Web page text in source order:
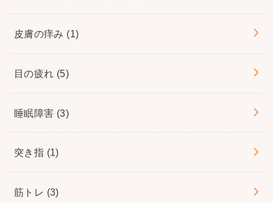
皮膚の痒み (1)
目の疲れ (5)
睡眠障害 (3)
突き指 (1)
筋トレ (3)